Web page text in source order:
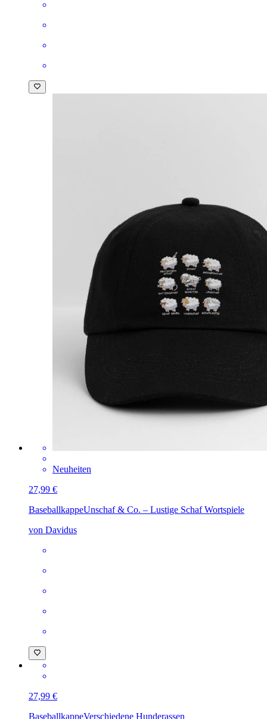
Neuheiten
27,99 €
BaseballkappeUnschaf & Co. – Lustige Schaf Wortspiele
von Davidus
27,99 €
BaseballkappeVerschiedene Hunderassen